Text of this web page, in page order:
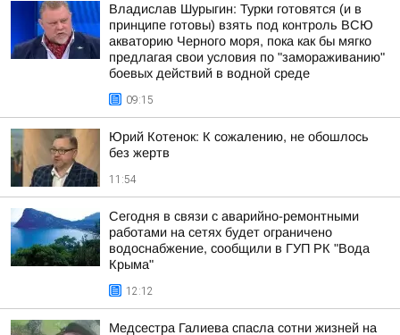
Владислав Шурыгин: Турки готовятся (и в
принципе готовы) взять под контроль ВСЮ
акваторию Черного моря, пока как бы мягко
предлагая свои условия по "замораживанию"
боевых действий в водной среде
09:15
Юрий Котенок: К сожалению, не обошлось
без жертв
11:54
Сегодня в связи с аварийно-ремонтными
работами на сетях будет ограничено
водоснабжение, сообщили в ГУП РК "Вода
Крыма"
12:12
Медсестра Галиева спасла сотни жизней на